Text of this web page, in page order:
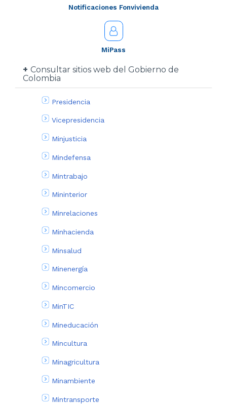
Notificaciones Fonvivienda
MiPass
Consultar sitios web del Gobierno de
Colombia
Presidencia
Vicepresidencia
Minjusticia
Mindefensa
Mintrabajo
Mininterior
Minrelaciones
Minhacienda
Minsalud
Minenergía
Mincomercio
MinTIC
Mineducación
Mincultura
Minagricultura
Minambiente
Mintransporte